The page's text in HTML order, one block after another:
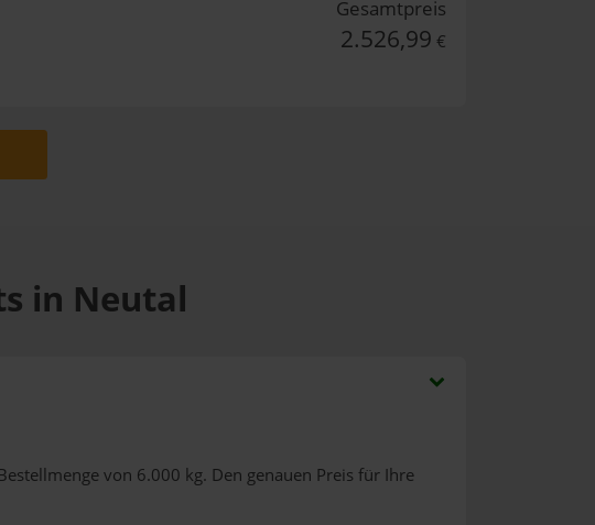
Gesamtpreis
2.526,99 €
in Neutal
von 6.000 kg. Den genauen Preis für Ihre